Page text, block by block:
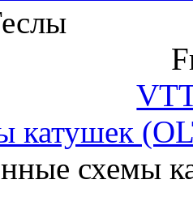
катушек
схемы